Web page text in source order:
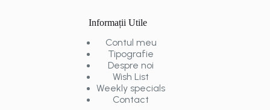
Informații Utile
Contul meu
Tipografie
Despre noi
Wish List
Weekly specials
Contact